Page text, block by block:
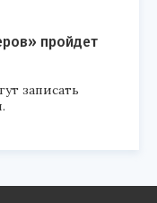
пройдет
записать